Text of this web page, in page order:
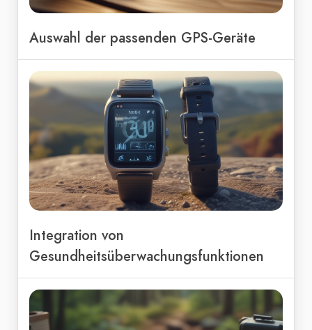
Auswahl der passenden GPS-Geräte
Integration von
Gesundheitsüberwachungsfunktionen